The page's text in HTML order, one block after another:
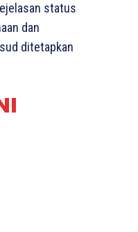
status
dan
ditetapkan